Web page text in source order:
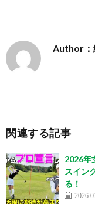
Author：
関連する記事
2026年
スイン
る！